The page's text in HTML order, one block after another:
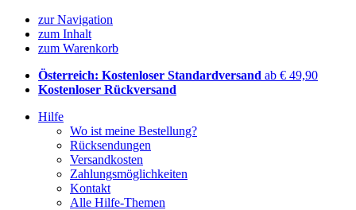
zur Navigation
zum Inhalt
zum Warenkorb
Österreich: Kostenloser Standardversand ab € 49,90
Kostenloser Rückversand
Hilfe
Wo ist meine Bestellung?
Rücksendungen
Versandkosten
Zahlungsmöglichkeiten
Kontakt
Alle Hilfe-Themen